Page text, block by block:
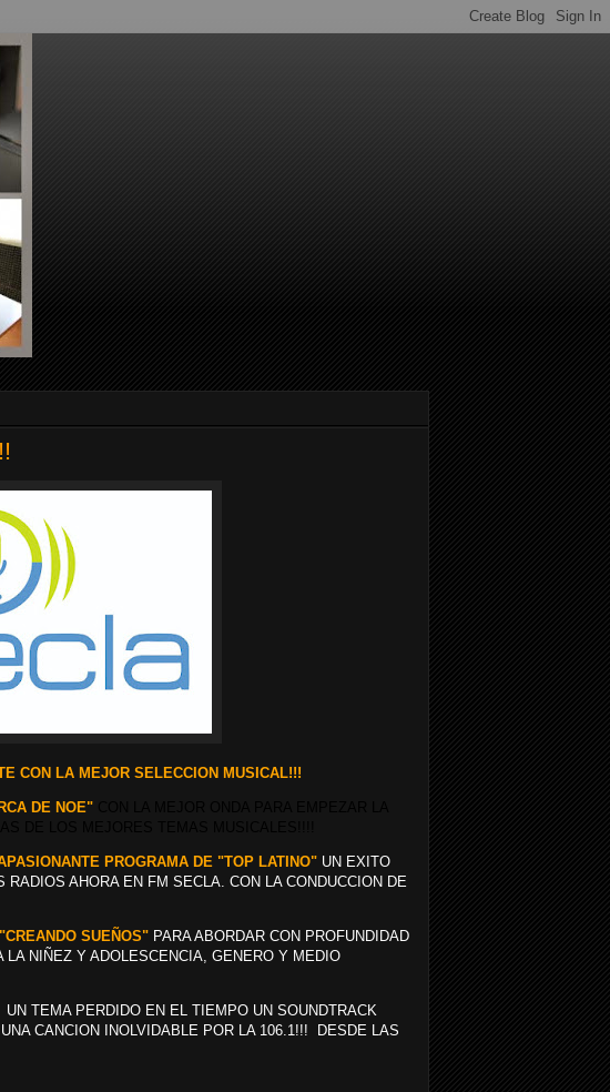
CON LA MEJOR SELECCION MUSICAL!!!
DE NOE"
PROGRAMA DE "TOP LATINO" UN EXITO
AHORA EN FM SECLA. CON LA CONDUCCION DE
SUEÑOS" PARA ABORDAR CON PROFUNDIDAD
LA NIÑEZ Y ADOLESCENCIA, GENERO Y MEDIO
UN TEMA PERDIDO EN EL TIEMPO UN SOUNDTRACK
CANCION INOLVIDABLE POR LA 106.1!!! DESDE LAS